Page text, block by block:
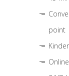
point